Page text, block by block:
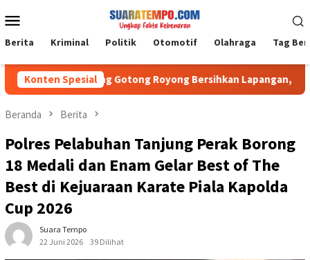
ke
kontenMobile
Berita Kriminal Politik Otomotif Olahraga Tag
Konten Spesial
Takisung Gotong Royong Bersihkan Lapangan, Persiapan
Beranda Berita
Polres Pelabuhan Tanjung Perak Borong
18 Medali dan Enam Gelar Best of The
Best di Kejuaraan Karate Piala Kapolda
Cup 2026
Suara Tempo
22 Juni 2026
39 Dilihat